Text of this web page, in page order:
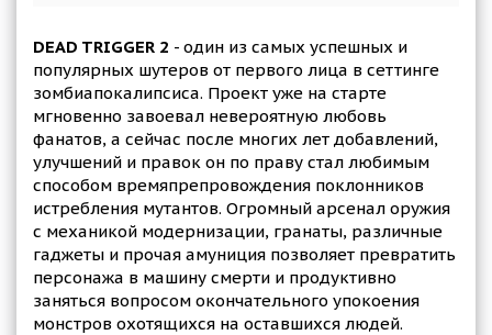
DEAD TRIGGER 2 - один из самых успешных и
популярных шутеров от первого лица в сеттинге
зомбиапокалипсиса. Проект уже на старте
мгновенно завоевал невероятную любовь
фанатов, а сейчас после многих лет добавлений,
улучшений и правок он по праву стал любимым
способом времяпрепровождения поклонников
истребления мутантов. Огромный арсенал оружия
с механикой модернизации, гранаты, различные
гаджеты и прочая амуниция позволяет превратить
персонажа в машину смерти и продуктивно
заняться вопросом окончательного упокоения
монстров охотящихся на оставшихся людей.